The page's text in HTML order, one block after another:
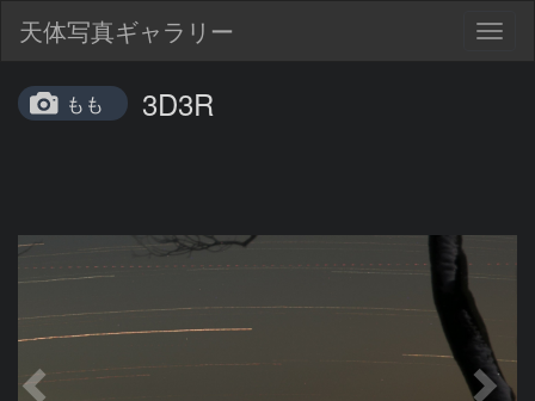
天体写真ギャラリー
もも 3D3R